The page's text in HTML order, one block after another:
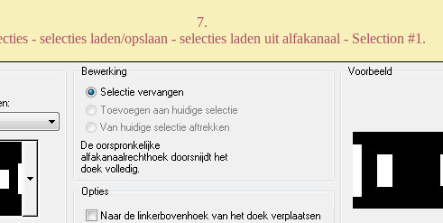
7.
- selecties laden/opslaan - selecties laden uit alfakanaal - Selection #1.